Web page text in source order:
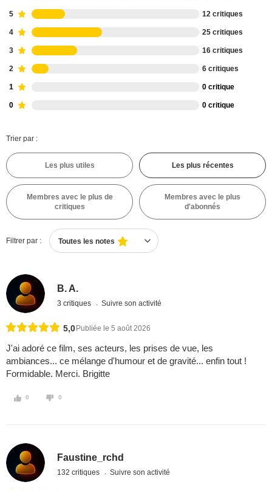
5 12 critiques
4 25 critiques
3 16 critiques
2 6 critiques
1 0 critique
0 0 critique
Trier par :
Les plus utiles Les plus récentes
Membres avec le plus de
critiques
Membres avec le plus
d'abonnés
Filtrer par : Toutes les notes
B. A.
3 critiques Suivre son activité
5,0 Publiée le 5 août 2026
J'ai adoré ce film, ses acteurs, les prises de vue, les
ambiances... ce mélange d'humour et de gravité... enfin tout !
Formidable. Merci. Brigitte
0 0
Faustine_rchd
132 critiques Suivre son activité